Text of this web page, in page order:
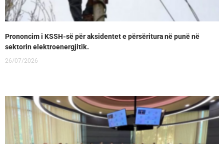
Prononcim i KSSH-së për aksidentet e përsëritura në punë në
sektorin elektroenergjitik.
26/07/2026